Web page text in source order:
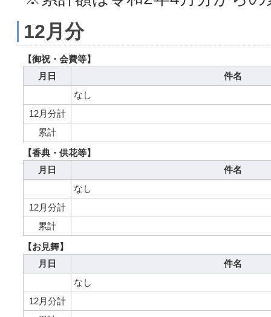
12月分
【御祝・会費等】
月日
件名
なし
12月分計
累計
【香典・供花等】
月日
件名
なし
12月分計
累計
【お見舞】
月日
件名
なし
12月分計